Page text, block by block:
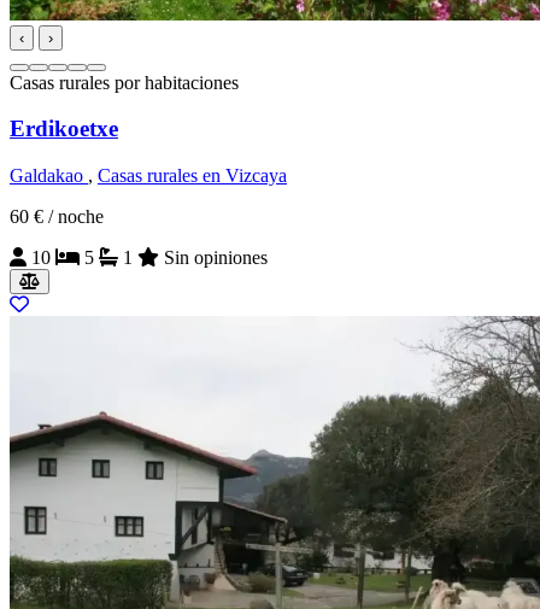
‹ ›
Casas rurales por habitaciones
Erdikoetxe
Galdakao , Casas rurales en Vizcaya
60 € / noche
10
5 1 Sin opiniones